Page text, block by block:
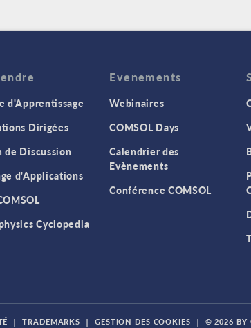
d'Apprentissage
Dirigées
de Discussion
d'Applications
Cyclopedia
Evenements
Webinaires
COMSOL Days
Calendrier des
Evènements
Conférence COMSOL
| TRADEMARKS | GESTION DES COOKIES | © 2026 BY